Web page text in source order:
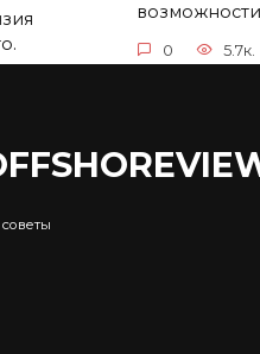
0 5.7к.